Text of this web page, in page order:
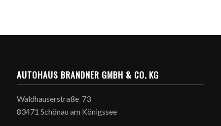
AUTOHAUS BRANDNER GMBH & CO. KG
Waldhauserstraße 73
83471 Schönau am Königssee